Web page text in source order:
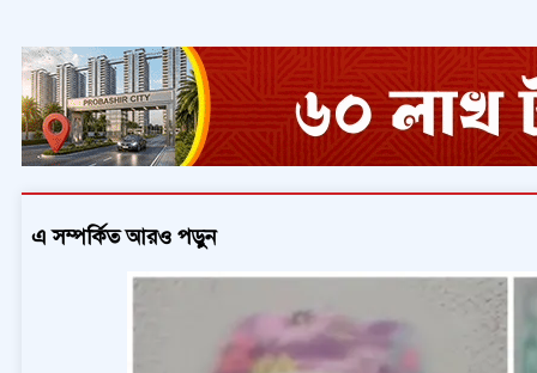
এ সম্পর্কিত আরও পড়ুন